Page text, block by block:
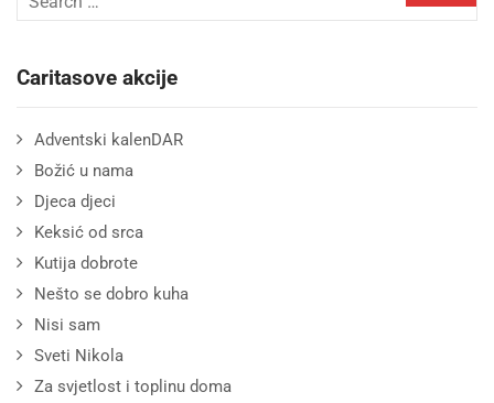
Caritasove akcije
Adventski kalenDAR
Božić u nama
Djeca djeci
Keksić od srca
Kutija dobrote
Nešto se dobro kuha
Nisi sam
Sveti Nikola
Za svjetlost i toplinu doma